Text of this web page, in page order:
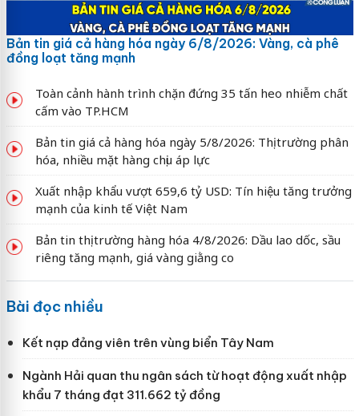
Bản tin giá cả hàng hóa ngày 6/8/2026: Vàng, cà phê
đồng loạt tăng mạnh
Toàn cảnh hành trình chặn đứng 35 tấn heo nhiễm chất
cấm vào TP.HCM
Bản tin giá cả hàng hóa ngày 5/8/2026: Thị trường phân
hóa, nhiều mặt hàng chịu áp lực
Xuất nhập khẩu vượt 659,6 tỷ USD: Tín hiệu tăng trưởng
mạnh của kinh tế Việt Nam
Bản tin thị trường hàng hóa 4/8/2026: Dầu lao dốc, sầu
riêng tăng mạnh, giá vàng giằng co
Bài đọc nhiều
Kết nạp đảng viên trên vùng biển Tây Nam
Ngành Hải quan thu ngân sách từ hoạt động xuất nhập
khẩu 7 tháng đạt 311.662 tỷ đồng